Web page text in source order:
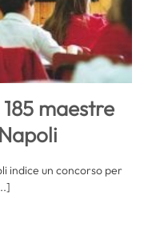
maestre
indice un concorso per